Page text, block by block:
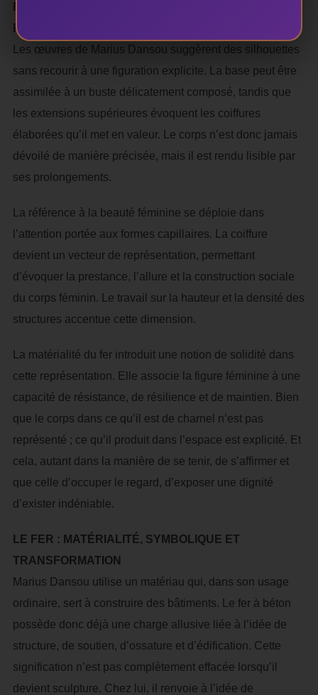
PRESTANCE
Les œuvres de Marius Dansou suggèrent des silhouettes
sans recourir à une figuration explicite. La base peut être
assimilée à un buste délicatement composé, tandis que
les extensions supérieures évoquent les coiffures
élaborées qu’il met en valeur. Le corps n’est donc jamais
dévoilé de manière précisée, mais il est rendu lisible par
ses prolongements.
La référence à la beauté féminine se déploie dans
l’attention portée aux formes capillaires. La coiffure
devient un vecteur de représentation, permettant
d’évoquer la prestance, l’allure et la construction sociale
du corps féminin. Le travail sur la hauteur et la densité des
structures accentue cette dimension.
La matérialité du fer introduit une notion de solidité dans
cette représentation. Elle associe la figure féminine à une
capacité de résistance, de résilience et de maintien. Bien
que le corps dans ce qu’il est de charnel n’est pas
représenté ; ce qu’il produit dans l’espace est explicité. Et
cela, autant dans la manière de se tenir, de s’affirmer et
que celle d’occuper le regard, d’exposer une dignité
d’exister indéniable.
LE FER : MATÉRIALITÉ, SYMBOLIQUE ET
TRANSFORMATION
Marius Dansou utilise un matériau qui, dans son usage
ordinaire, sert à construire des bâtiments. Le fer à béton
possède donc déjà une charge allusive liée à l’idée de
structure, de soutien, d’ossature et d’édification. Cette
signification n’est pas complètement effacée lorsqu’il
devient sculpture. Chez lui, il renvoie à l’idée de